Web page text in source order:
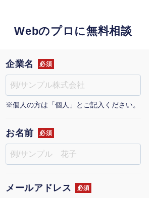
コンサルタント一覧
品質ガイドライン
社内コンペ
クレーム窓口
定額制営業代行『カリトルくん』
定額制採用代行・RPO『トルトルくん』
営業改善特化の動画制作『動画でカリトルくん』
定額LINE運用代行『LINEマキトルくん』
拡散付1日密着動画制作『まるごと社長』
1本無料で記事を制作『SEOトライアル』
定額制LP制作・改善『最強LP』
採用YouTubeチャンネル構築『トリトル』
道場TOP
動画編集
エンジニア
広告運用
YouTubeディレクター
Webのプロに無料相談
企業名 必須
※個人の方は「個人」とご記入ください。
お名前 必須
メールアドレス 必須